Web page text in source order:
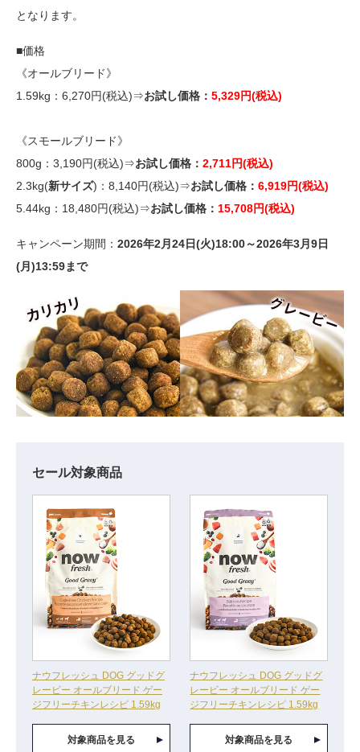
となります。
■価格
《オールブリード》
1.59kg：6,270円(税込)⇒お試し価格： 5,329円(税込)
《スモールブリード》
800g：3,190円(税込)⇒お試し価格： 2,711円(税込)
2.3kg(新サイズ)：8,140円(税込)⇒お試し価格： 6,919円(税込)
5.44kg：18,480円(税込)⇒お試し価格： 15,708円(税込)
キャンペーン期間： 2026年2月24日(火)18:00～2026年3月9日
(月)13:59まで
セール対象商品
ナウフレッシュ DOG グッドグ
レービー オールブリード ゲー
ジフリーチキンレシピ 1.59kg
対象商品を見る
ナウフレッシュ DOG グッドグ
レービー オールブリード ゲー
ジフリーチキンレシピ 1.59kg
対象商品を見る